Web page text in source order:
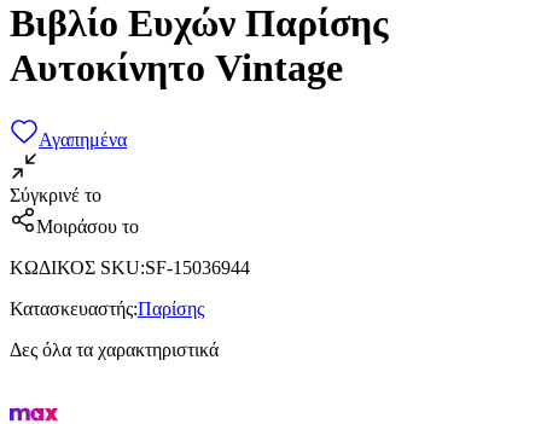
Βιβλίο Ευχών Παρίσης
Αυτοκίνητο Vintage
Αγαπημένα
Σύγκρινέ το
Μοιράσου το
ΚΩΔΙΚΟΣ SKU:SF-15036944
Κατασκευαστής:Παρίσης
Δες όλα τα χαρακτηριστικά